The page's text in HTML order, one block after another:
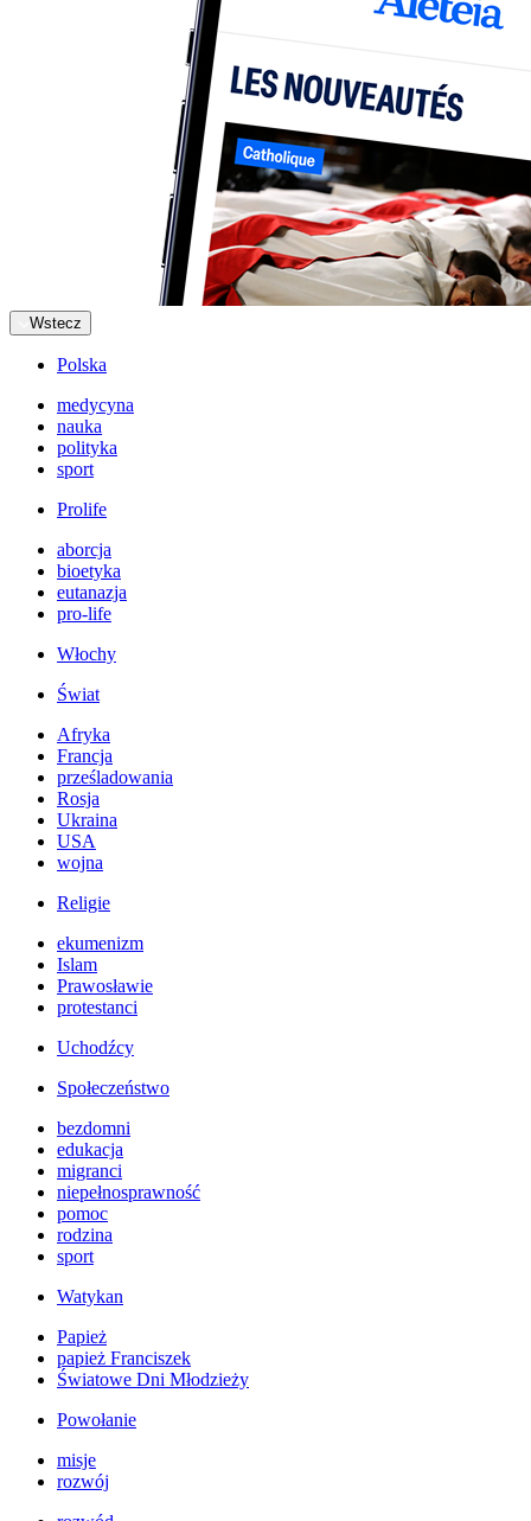
Wstecz
Polska
medycyna
nauka
polityka
sport
Prolife
aborcja
bioetyka
eutanazja
pro-life
Włochy
Świat
Afryka
Francja
prześladowania
Rosja
Ukraina
USA
wojna
Religie
ekumenizm
Islam
Prawosławie
protestanci
Uchodźcy
Społeczeństwo
bezdomni
edukacja
migranci
niepełnosprawność
pomoc
rodzina
sport
Watykan
Papież
papież Franciszek
Światowe Dni Młodzieży
Powołanie
misje
rozwój